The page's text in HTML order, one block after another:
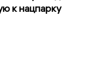
к нацпарку